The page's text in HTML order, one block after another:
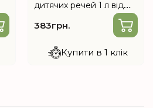
дитячих речей 1 л від
383грн.
Купити в 1 клік